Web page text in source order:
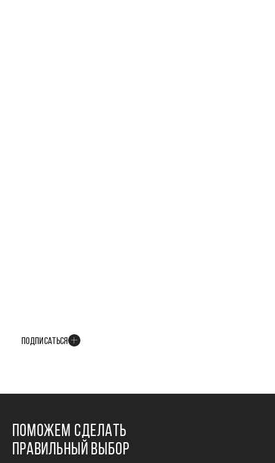
ПОДПИСАТЬСЯ
ПОМОЖЕМ СДЕЛАТЬ
ПРАВИЛЬНЫЙ ВЫБОР